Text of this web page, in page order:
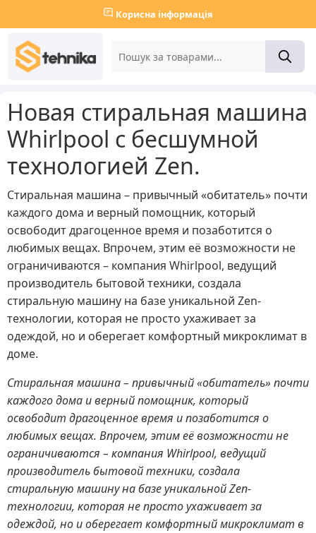
Корисна інформація
Новая стиральная машина
Whirlpool с бесшумной
технологией Zen.
Стиральная машина – привычный «обитатель» почти
каждого дома и верный помощник, который
освободит драгоценное время и позаботится о
любимых вещах. Впрочем, этим её возможности не
ограничиваются – компания Whirlpool, ведущий
производитель бытовой техники, создала
стиральную машину на базе уникальной Zen-
технологии, которая не просто ухаживает за
одеждой, но и оберегает комфортный микроклимат в
доме.
Стиральная машина – привычный «обитатель» почти
каждого дома и верный помощник, который
освободит драгоценное время и позаботится о
любимых вещах. Впрочем, этим её возможности не
ограничиваются – компания Whirlpool, ведущий
производитель бытовой техники, создала
стиральную машину на базе уникальной Zen-
технологии, которая не просто ухаживает за
одеждой, но и оберегает комфортный микроклимат в